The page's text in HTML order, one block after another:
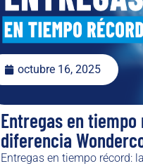
octubre 16, 2025
Entregas en
diferencia
Entregas en tiempo récord: